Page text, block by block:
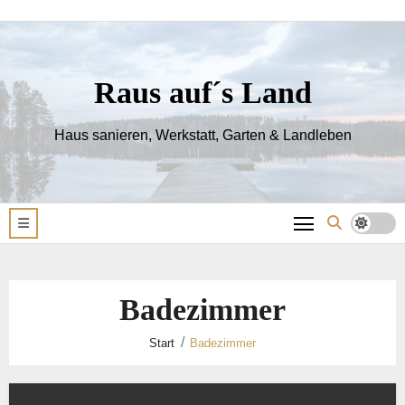
Raus auf´s Land
Haus sanieren, Werkstatt, Garten & Landleben
Badezimmer
Start Badezimmer